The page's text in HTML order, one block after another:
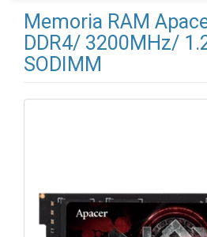
Memoria RAM
DDR4/ 3200MHz/
SODIMM